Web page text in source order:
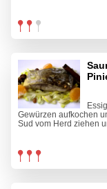
Gewürzen aufkochen
Sud vom Herd ziehen